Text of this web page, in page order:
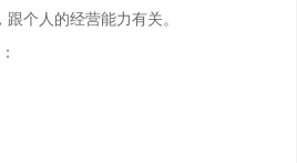
个人的经营能力有关。